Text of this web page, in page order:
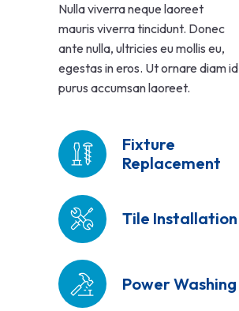
Nulla viverra neque laoreet
mauris viverra tincidunt. Donec
ante nulla, ultricies eu mollis eu,
egestas in eros. Ut ornare diam id
purus accumsan laoreet.
Fixture
Replacement
Tile Installation
Power Washing